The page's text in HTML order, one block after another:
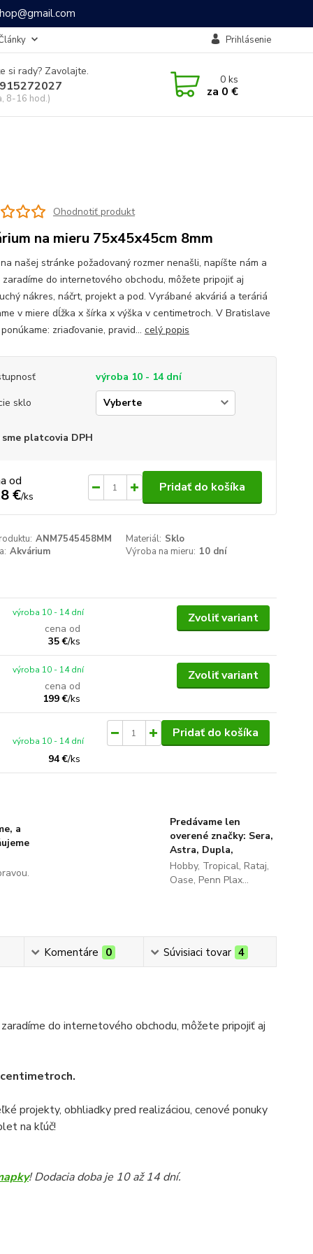
Prihlásenie
si rady? Zavolajte.
8-16 hod.)
0ks
za 0 €
Ohodnotiť produkt
na mieru 75x45x45cm 8mm
našej stránke požadovaný rozmer nenašli, napíšte nám a
do internetového obchodu, môžete pripojiť aj
nákres, náčrt, projekt a pod. Vyrábané akváriá a teráriá
v miere dĺžka x šírka x výška v centimetroch. V Bratislave
zriaďovanie, pravid... celý popis
výroba 10 - 14 dní
sklo
sme platcovia DPH
od
€/ks
Pridať do košíka
ANM7545458MM Materiál: Sklo
Akvárium Výroba na mieru: 10 dní
cena od
35 €/ks
výroba 10 - 14 dní Zvoliť variant
cena od
199 €/ks
výroba 10 - 14 dní Zvoliť variant
94 €/ks
výroba 10 - 14 dní
Pridať do košíka
a
Predávame len
overené značky: Sera,
Astra, Dupla,
Hobby, Tropical, Rataj,
Oase, Penn Plax...
Komentáre 0 Súvisiaci tovar 4
do internetového obchodu, môžete pripojiť aj
projekty, obhliadky pred realizáciou, cenové ponuky
na kľúč!
! Dodacia doba je 10 až 14 dní.